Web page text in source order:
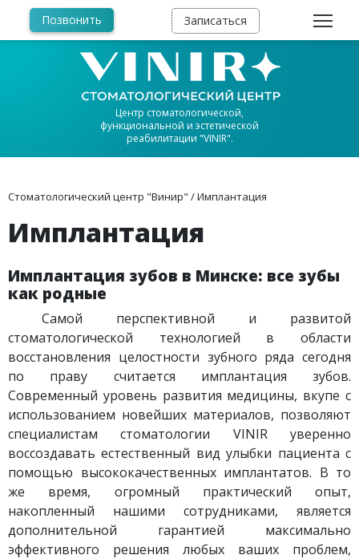
Позвонить Записаться
Центр стоматологической,
функциональной и эстетической
реабилитации "VINIR".
Стоматологический центр "Винир" /Имплантация
Имплантация
Имплантация зубов в Минске: все зубы
как родные
​ Самой перспективной и развитой
стоматологической технологией в области
восстановления целостности зубного ряда сегодня
по праву считается имплантация зубов.
Современный уровень развития медицины, вкупе с
использованием новейших материалов, позволяют
специалистам стоматологии VINIR уверенно
воссоздавать естественный вид улыбки пациента с
помощью высококачественных имплантатов. В то
же время, огромный практический опыт,
накопленный нашими сотрудниками, является
дополнительной гарантией максимально
эффективного решения любых ваших проблем,